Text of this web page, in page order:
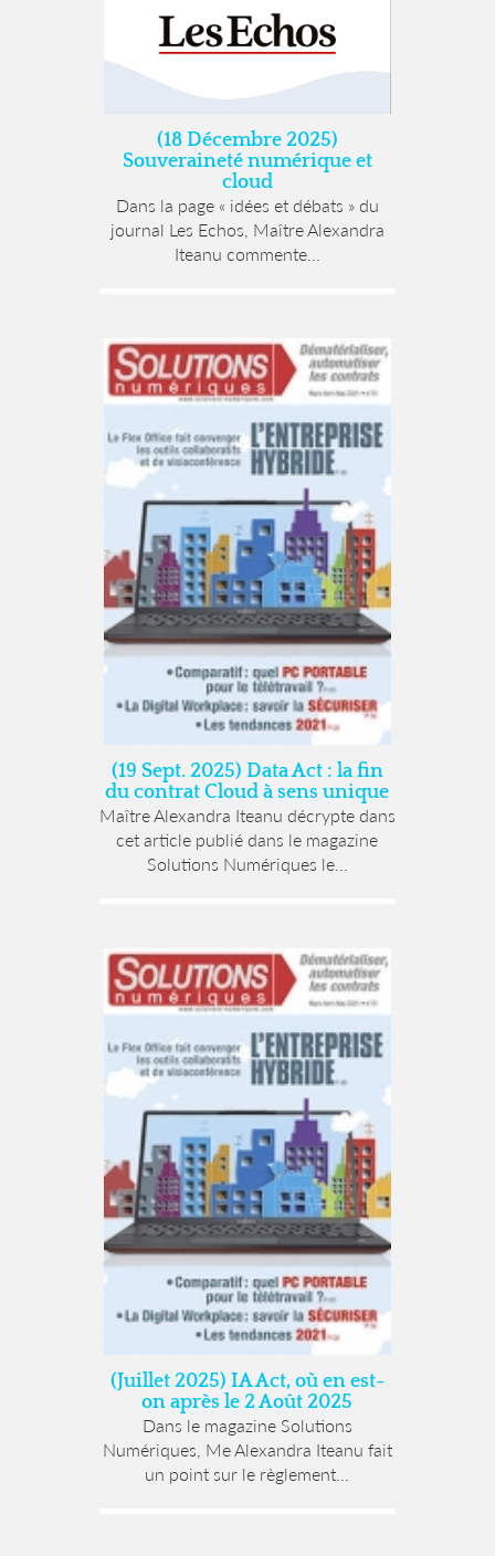
(18 Décembre 2025)
Souveraineté numérique et
cloud
Dans la page « idées et débats » du
journal Les Echos, Maître Alexandra
Iteanu commente...
(19 Sept. 2025) Data Act : la fin
du contrat Cloud à sens unique
Maître Alexandra Iteanu décrypte dans
cet article publié dans le magazine
Solutions Numériques le...
(Juillet 2025) IA Act, où en est-
on après le 2 Août 2025
Dans le magazine Solutions
Numériques, Me Alexandra Iteanu fait
un point sur le règlement...